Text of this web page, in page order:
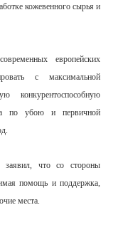
кожевенного сырья и
европейских
с максимальной
конкурентоспособную
по убою и первичной
что со стороны
помощь и поддержка,
места.